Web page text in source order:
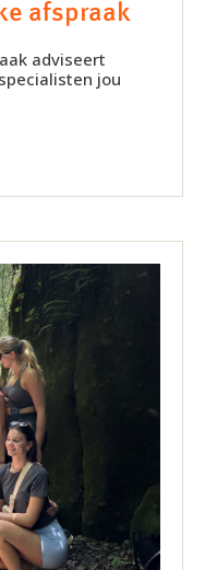
afspraak
adviseert
jou